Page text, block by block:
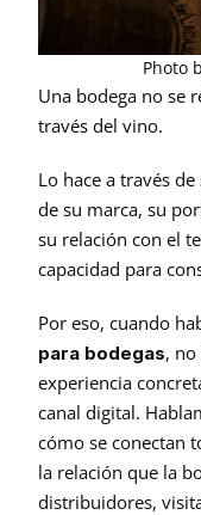
Photo
Una bodega no se
través del vino.
Lo hace a través
de su marca, su
su relación con el
capacidad para
Por eso, cuando
para bodegas,
experiencia
canal digital.
cómo se conectan
la relación que la
distribuidores,